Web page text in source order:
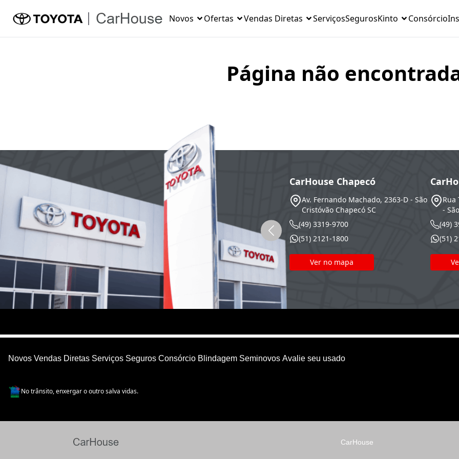
Novos Ofertas Vendas Diretas ServiçosSegurosKinto Consórcio
Página não
CarHouse Chapecó
Av. Fernando Machado, 2363-D - São
Cristóvão Chapecó SC
(49) 3319-9700
(51) 2121-1800
Ver no mapa
Rua
-
(49)
(51)
Novos Vendas Diretas Serviços Seguros Consórcio Blindagem Seminovos Avalie seu usado
No trânsito, enxergar o outro salva vidas.
CarHouse